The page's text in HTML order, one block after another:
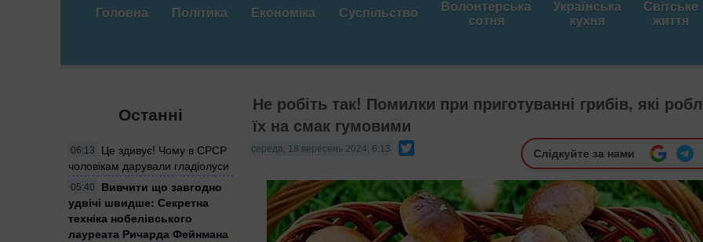
Головна Політика Економіка Суспільство Волонтерська
сотня
Українська
кухня
Світське
життя
Останні
06:13
Це здивує! Чому в СРСР
чоловікам дарували гладіолуси
05:40
Вивчити що завгодно
удвічі швидше: Секретна
техніка нобелівського
лауреата Ричарда Фейнмана
Не робіть так! Помилки при приготуванні грибів, які
їх на смак гумовими
середа, 18 вересень 2024, 6:13 Слідкуйте за нами